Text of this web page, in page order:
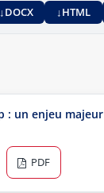
DOCX HTML
: un enjeu majeur
PDF